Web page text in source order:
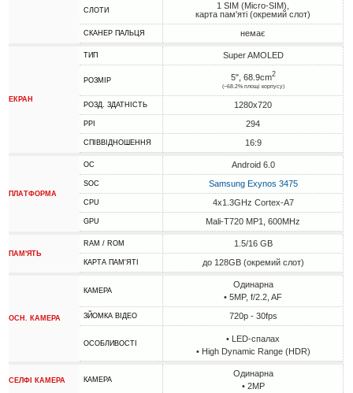
СЛОТИ
1 SIM (Micro-SIM),
карта пам'яті (окремий слот)
СКАНЕР ПАЛЬЦЯ немає
ЕКРАН
ТИП Super AMOLED
РОЗМІР 5", 68.9cm2
(~68.2% площі корпусу)
РОЗД. ЗДАТНІСТЬ 1280x720
PPI 294
СПІВВІДНОШЕННЯ 16:9
ПЛАТФОРМА
ОС Android 6.0
SOC Samsung Exynos 3475
CPU 4x1.3GHz Cortex-A7
GPU Mali-T720 MP1, 600MHz
ПАМ'ЯТЬ
RAM / ROM 1.5/16 GB
КАРТА ПАМ'ЯТІ до 128GB (окремий слот)
ОСН. КАМЕРА
КАМЕРА
Одинарна
• 5MP, f/2.2, AF
ЗЙОМКА ВІДЕО 720p - 30fps
ОСОБЛИВОСТІ
• LED-спалах
• High Dynamic Range (HDR)
СЕЛФІ КАМЕРА КАМЕРА
Одинарна
• 2MP